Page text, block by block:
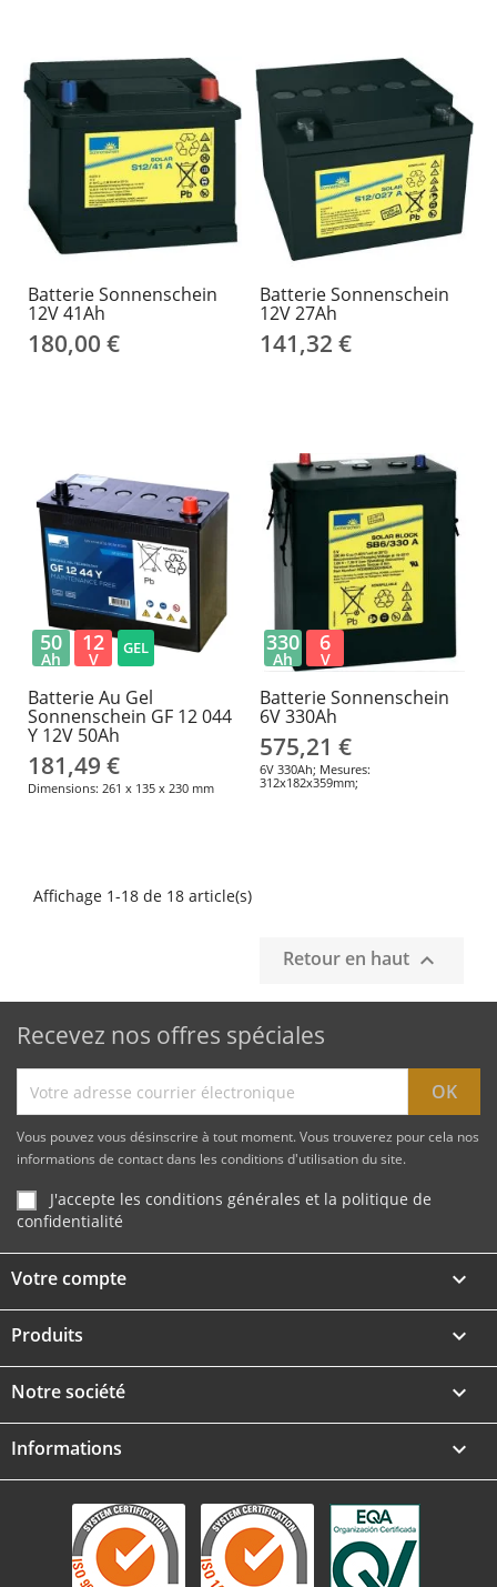
Batterie Sonnenschein
12V 41Ah
180,00 €
Batterie Sonnenschein
12V 27Ah
141,32 €
Batterie Au Gel
Sonnenschein GF 12 044
Y 12V 50Ah
181,49 €
Dimensions: 261 x 135 x 230 mm
50
Ah
12
V
GEL
Batterie Sonnenschein
6V 330Ah
575,21 €
6V 330Ah; Mesures:
312x182x359mm;
330
Ah
6
V
Affichage 1-18 de 18 article(s)
Retour en haut 
Recevez nos offres spéciales
Vous pouvez vous désinscrire à tout moment. Vous trouverez pour cela nos
informations de contact dans les conditions d'utilisation du site.
J'accepte les conditions générales et la politique de
confidentialité
Votre compte 
Produits 
Notre société 
Informations keyboard_arrow_down